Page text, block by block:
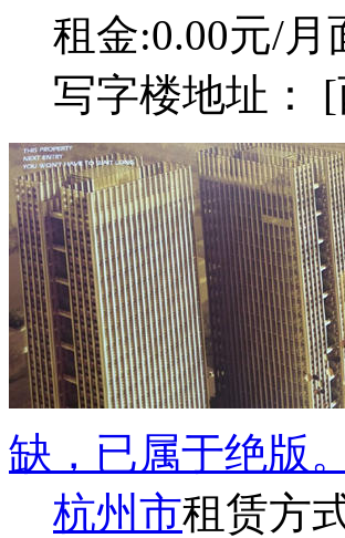
租金:0.00元/月
写字楼地址：
缺，已属于绝版
杭州市租赁方